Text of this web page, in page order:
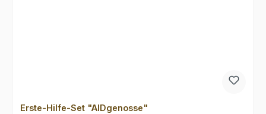
Erste-Hilfe-Set "AIDgenosse"